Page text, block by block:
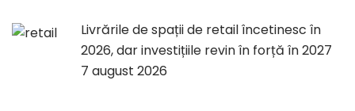
Livrările de spații de retail încetinesc în
2026, dar investițiile revin în forță în 2027
7 august 2026